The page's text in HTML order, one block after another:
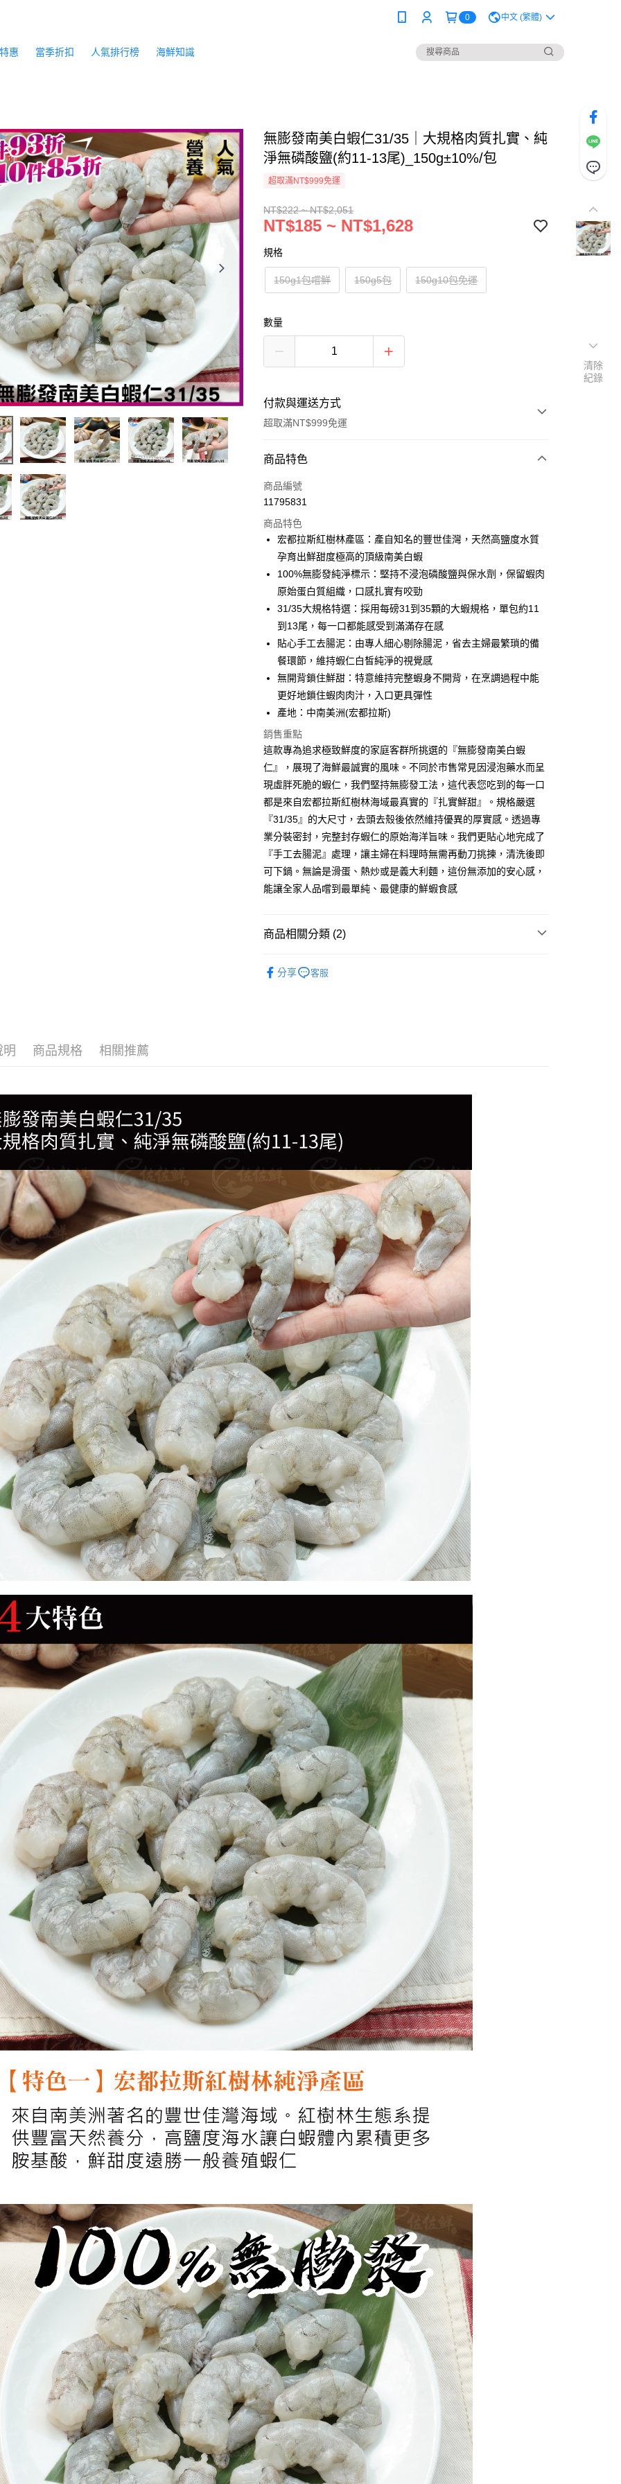
0 中文 (繁體)
惠 當季折扣 人氣排行榜 海鮮知識
無膨發南美白蝦仁31/35｜大規格肉質扎實、純
淨無磷酸鹽(約11-13尾)_150g±10%/包
超取滿NT$999免運
NT$222 ~ NT$2,051
NT$185 ~ NT$1,628
規格
150g1包嚐鮮 150g5包 150g10包免運
數量
付款與運送方式
超取滿NT$999免運
付款方式
信用卡一次付款
3 期 0 利率 每期 NT$61 21家銀行
合作金庫商業銀行
第一商業銀行
華南商業銀行
彰化商業銀行
國泰世華商業銀行
兆豐國際商業銀行
臺灣中小企業銀行
台中商業銀行
匯豐（台灣）商業銀行
華泰商業銀行
聯邦商業銀行
遠東國際商業銀行
元大商業銀行
永豐商業銀行
台新國際商業銀行
中國信託商業銀行
台灣樂天信用卡公司
6 期 0 利率 每期NT$30
合作金庫商業銀行
第一商業銀行
華南商業銀行
彰化商業銀行
上海商業儲蓄銀行
台北富邦商業銀行
臺灣中小企業銀行
台中商業銀行
匯豐（台灣）商業銀行
華泰商業銀行
聯邦商業銀行
遠東國際商業銀行
元大商業銀行
永豐商業銀行
玉山商業銀行
星展（台灣）商業銀行
台灣樂天信用卡公司
LINE Pay
Apple Pay
街口支付
悠遊付
Google Pay
ATM付款
貨到付款
冷凍7-11取貨(快速到店，到貨後4天內需取貨)
每筆NT$150，滿NT$999(含以上)免運費
冷凍宅配-抗凍紙箱裝(可備註改保麗龍箱)
每筆NT$150，滿NT$999(含以上)免運費
冷凍貨到付款
商品特色
商品編號
11795831
商品特色
宏都拉斯紅樹林產區：產自知名的豐世佳灣，天然高鹽度水質
孕育出鮮甜度極高的頂級南美白蝦
100%無膨發純淨標示：堅持不浸泡磷酸鹽與保水劑，保留蝦肉
原始蛋白質組織，口感扎實有咬勁
31/35大規格特選：採用每磅31到35顆的大蝦規格，單包約11
到13尾，每一口都能感受到滿滿存在感
貼心手工去腸泥：由專人細心剔除腸泥，省去主婦最繁瑣的備
餐環節，維持蝦仁白皙純淨的視覺感
無開背鎖住鮮甜：特意維持完整蝦身不開背，在烹調過程中能
更好地鎖住蝦肉肉汁，入口更具彈性
產地：中南美洲(宏都拉斯)
銷售重點
這款專為追求極致鮮度的家庭客群所挑選的『無膨發南美白蝦
仁』，展現了海鮮最誠實的風味。不同於市售常見因浸泡藥水而呈
現虛胖死脆的蝦仁，我們堅持無膨發工法，這代表您吃到的每一口
都是來自宏都拉斯紅樹林海域最真實的『扎實鮮甜』。規格嚴選
『31/35』的大尺寸，去頭去殼後依然維持優異的厚實感。透過專
業分裝密封，完整封存蝦仁的原始海洋旨味。我們更貼心地完成了
『手工去腸泥』處理，讓主婦在料理時無需再動刀挑揀，清洗後即
可下鍋。無論是滑蛋、熱炒或是義大利麵，這份無添加的安心感，
能讓全家人品嚐到最單純、最健康的鮮蝦食感
商品相關分類 (2)
分享 客服
明 商品規格 相關推薦
清除
紀錄